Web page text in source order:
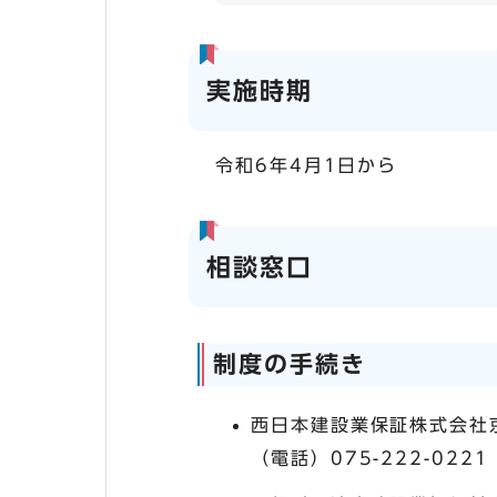
実施時期
令和6年4月1日から
相談窓口
制度の手続き
西日本建設業保証株式会社
（電話）075-222-0221